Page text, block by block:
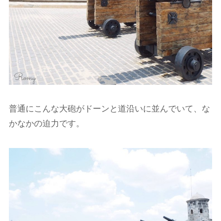
普通にこんな大砲がドーンと道沿いに並んでいて、な
かなかの迫力です。